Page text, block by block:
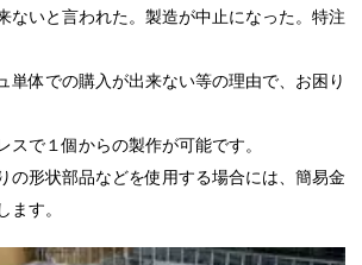
ないと言われた。製造が中止になった。特注
単体での購入が出来ない等の理由で、お困り
スで１個からの製作が可能です。
の形状部品などを使用する場合には、簡易金
ます。